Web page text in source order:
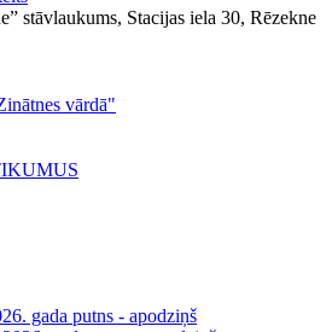
stāvlaukums, Stacijas iela 30, Rēzekne
vārdā"
gada putns - apodziņš